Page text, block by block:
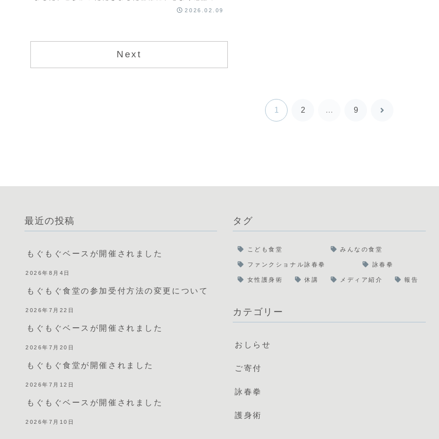
2026.02.09
Next
1 2 … 9
次
最近の投稿
もぐもぐベースが開催されました
2026年8月4日
もぐもぐ食堂の参加受付方法の変更について
2026年7月22日
もぐもぐベースが開催されました
2026年7月20日
もぐもぐ食堂が開催されました
2026年7月12日
もぐもぐベースが開催されました
2026年7月10日
タグ
こども食堂 みんなの食堂
ファンクショナル詠春拳 詠春拳
女性護身術 休講 メディア紹介 報告
カテゴリー
おしらせ
ご寄付
詠春拳
護身術